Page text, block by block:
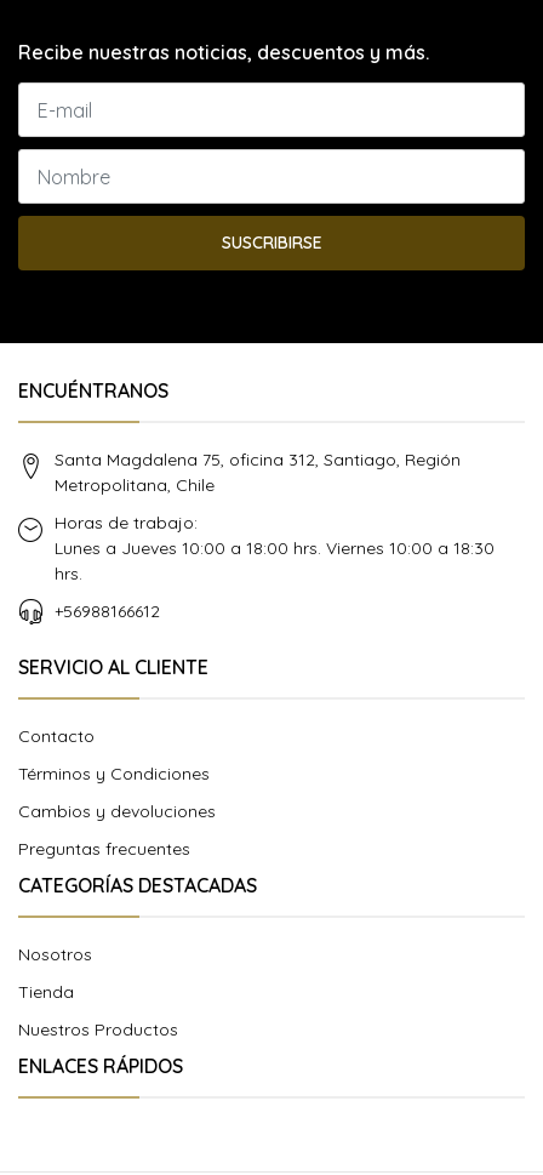
Recibe nuestras noticias, descuentos y más.
SUSCRIBIRSE
ENCUÉNTRANOS
Santa Magdalena 75, oficina 312, Santiago, Región
Metropolitana, Chile
Horas de trabajo:
Lunes a Jueves 10:00 a 18:00 hrs. Viernes 10:00 a 18:30
hrs.
+56988166612
SERVICIO AL CLIENTE
Contacto
Términos y Condiciones
Cambios y devoluciones
Preguntas frecuentes
CATEGORÍAS DESTACADAS
Nosotros
Tienda
Nuestros Productos
ENLACES RÁPIDOS